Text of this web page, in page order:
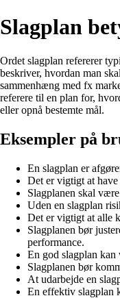
Slagplan
Ordet slagplan refererer
beskriver, hvordan man
sammenhæng med fx
referere til en plan for,
eller opnå bestemte mål.
Eksempler på
En slagplan er
Det er vigtigt at
Slagplanen skal
Uden en slagplan
Det er vigtigt at alle
Slagplanen bør
performance.
En god slagplan
Slagplanen bør
At udarbejde en
En effektiv slagplan